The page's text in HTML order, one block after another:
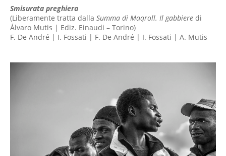
Smisurata preghiera
(Liberamente tratta dalla Summa di Maqroll. Il gabbiere di
Álvaro Mutis | Ediz. Einaudi – Torino)
F. De André | I. Fossati | F. De André | I. Fossati | A. Mutis